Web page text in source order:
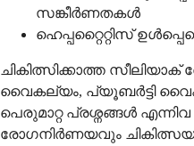
സങ്കീർണതകൾ
ഹെപ്പറ്റൈറ്റിസ്
ചികിത്സിക്കാത്ത സീലിയാക്
വൈകല്യം, പ്യൂബർട്ടി
പെരുമാറ്റ പ്രശ്നങ്ങൾ
രോഗനിർണയവും